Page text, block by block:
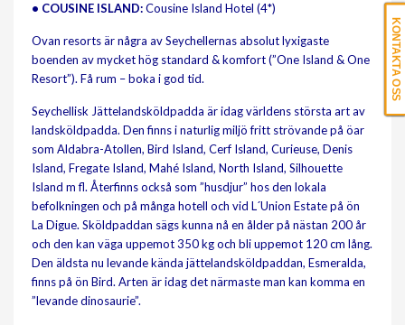
• COUSINE ISLAND:Cousine Island Hotel (4*)
Ovan resorts är några av Seychellernas absolut lyxigaste
boenden av mycket hög standard & komfort (”One Island & One
Resort”). Få rum – boka i god tid.
Seychellisk Jättelandsköldpadda är idag världens största art av
landsköldpadda. Den finns i naturlig miljö fritt strövande på öar
som Aldabra-Atollen, Bird Island, Cerf Island, Curieuse, Denis
Island, Fregate Island, Mahé Island, North Island, Silhouette
Island m fl. Återfinns också som ”husdjur” hos den lokala
befolkningen och på många hotell och vid L´Union Estate på ön
La Digue. Sköldpaddan sägs kunna nå en ålder på nästan 200 år
och den kan väga uppemot 350 kg och bli uppemot 120 cm lång.
Den äldsta nu levande kända jättelandsköldpaddan, Esmeralda,
finns på ön Bird. Arten är idag det närmaste man kan komma en
”levande dinosaurie”.
KONTAKTA OSS